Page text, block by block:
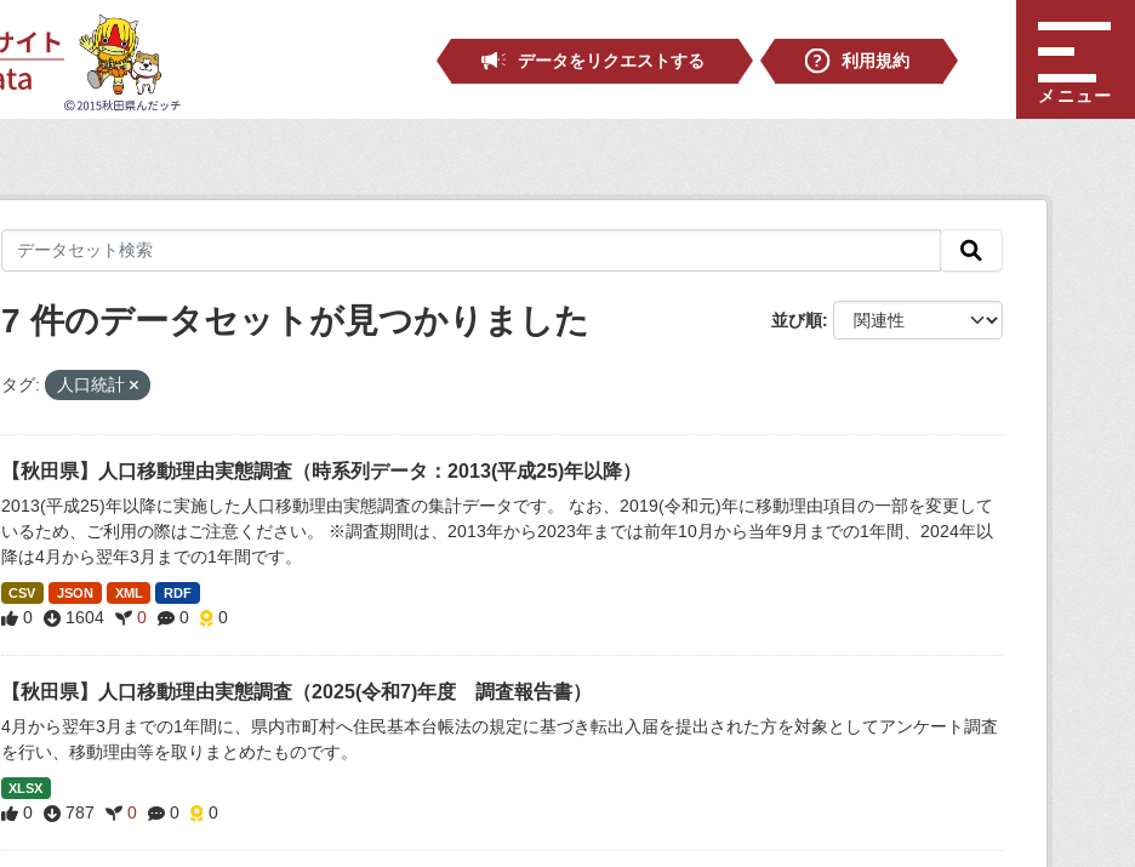
データをリクエストする
利用規約
メニュー
並び順
7 件のデータセットが見つかりました
タグ: 人口統計
【秋田県】人口移動理由実態調査（時系列データ：2013(平成25)年以降）
2013(平成25)年以降に実施した人口移動理由実態調査の集計データです。 なお、2019(令和元)年に移動理由項目の一部を変更して
いるため、ご利用の際はご注意ください。 ※調査期間は、2013年から2023年までは前年10月から当年9月までの1年間、2024年以
降は4月から翌年3月までの1年間です。
CSV JSON XML RDF
0 1604 0 0 0
【秋田県】人口移動理由実態調査（2025(令和7)年度 調査報告書）
4月から翌年3月までの1年間に、県内市町村へ住民基本台帳法の規定に基づき転出入届を提出された方を対象としてアンケート調査
を行い、移動理由等を取りまとめたものです。
XLSX
0 787 0 0 0